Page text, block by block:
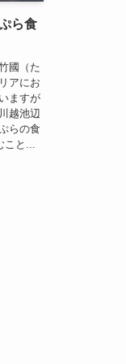
ら食
國（た
アにお
ますが
越池辺
らの食
と...